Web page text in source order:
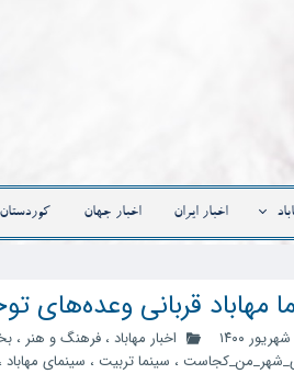
اخبار ایران اخبار جهان کوردستان
مهاباد قربانی وعده‌های
اخبار مهاباد ،فرهنگ و هنر ،
، سینما تربیت ، سینمای مهاباد ،